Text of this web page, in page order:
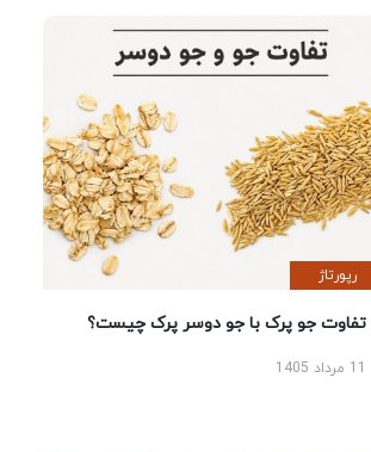
رپورتاژ
تفاوت جو پرک با جو دوسر پرک چیست؟